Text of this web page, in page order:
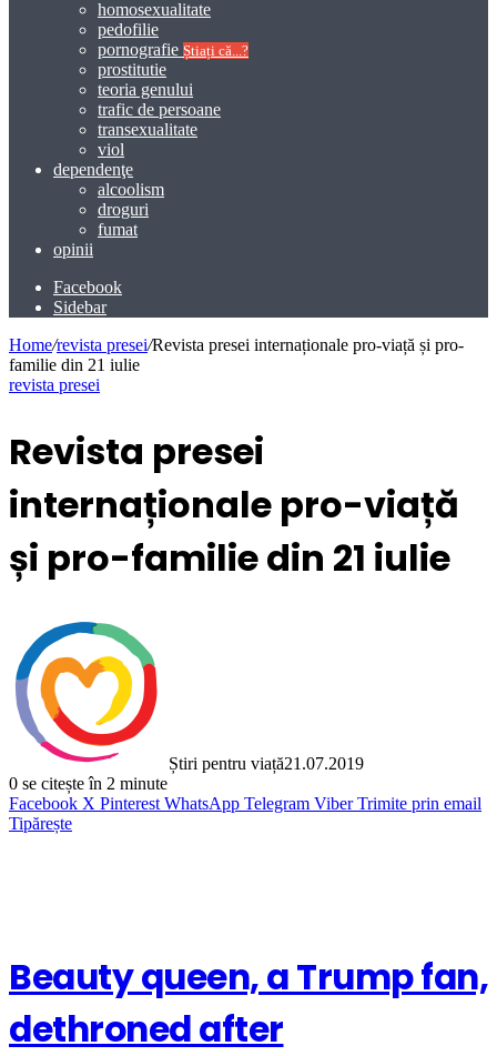
homosexualitate
pedofilie
pornografie Știați că...?
prostitutie
teoria genului
trafic de persoane
transexualitate
viol
dependenţe
alcoolism
droguri
fumat
opinii
Facebook
Sidebar
Home/revista presei/Revista presei internaționale pro-viață și pro-
familie din 21 iulie
revista presei
Revista presei
internaționale pro-viață
și pro-familie din 21 iulie
Știri pentru viață21.07.2019
0 se citește în 2 minute
Facebook X Pinterest WhatsApp Telegram Viber Trimite prin email
Tipărește
Beauty queen, a Trump fan,
dethroned after